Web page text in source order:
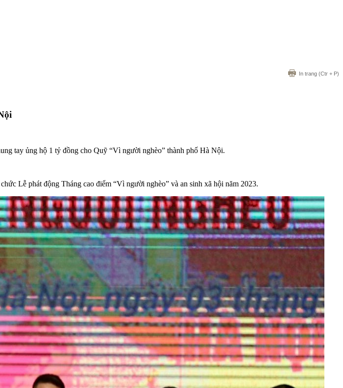
In trang (Ctr + P)
tay ủng hộ 1 tỷ đồng cho Quỹ “Vì người nghèo” thành phố Hà Nội.
Lễ phát động Tháng cao điểm “Vì người nghèo” và an sinh xã hội năm 2023.